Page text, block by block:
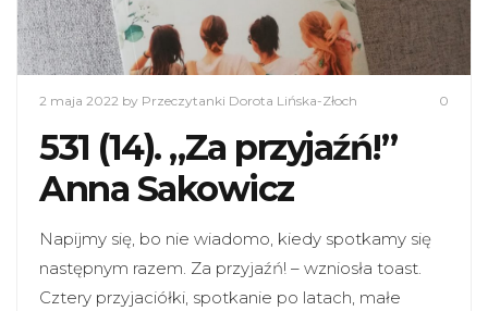
2 maja 2022 by Przeczytanki Dorota Lińska-Złoch 0
531 (14). „Za przyjaźń!”
Anna Sakowicz
Napijmy się, bo nie wiadomo, kiedy spotkamy się
następnym razem. Za przyjaźń! – wzniosła toast.
Cztery przyjaciółki, spotkanie po latach, małe